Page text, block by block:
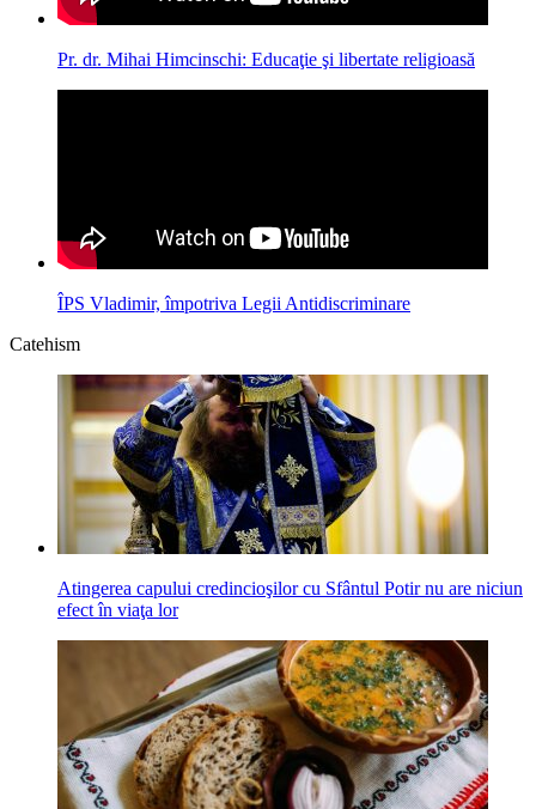
Pr. dr. Mihai Himcinschi: Educaţie şi libertate religioasă
ÎPS Vladimir, împotriva Legii Antidiscriminare
Catehism
Atingerea capului credincioşilor cu Sfântul Potir nu are niciun
efect în viaţa lor